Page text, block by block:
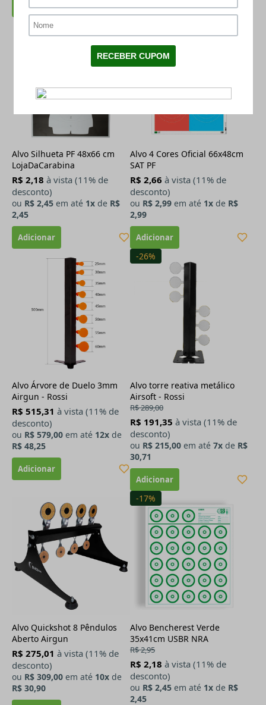
Alvo Silhueta PF 48x66 cm
LojaDaCarabina
R$ 2,18 à vista (11% de
desconto)
ou R$ 2,45 em até 1x de R$
2,45
Alvo 4 Cores Oficial 66x48cm
SAT PF
R$ 2,66 à vista (11% de
desconto)
ou R$ 2,99 em até 1x de R$
2,99
Alvo Árvore de Duelo 3mm
Airgun - Rossi
R$ 515,31 à vista (11% de
desconto)
ou R$ 579,00 em até 12x de
R$ 48,25
-26%
Alvo torre reativa metálico
Airsoft - Rossi
R$ 289,00
R$ 191,35 à vista (11% de
desconto)
ou R$ 215,00 em até 7x de R$
30,71
Alvo Quickshot 8 Pêndulos
Aberto Airgun
R$ 275,01 à vista (11% de
desconto)
ou R$ 309,00 em até 10x de
R$ 30,90
-17%
Alvo Bencherest Verde
35x41cm USBR NRA
R$ 2,95
R$ 2,18 à vista (11% de
desconto)
ou R$ 2,45 em até 1x de R$
2,45